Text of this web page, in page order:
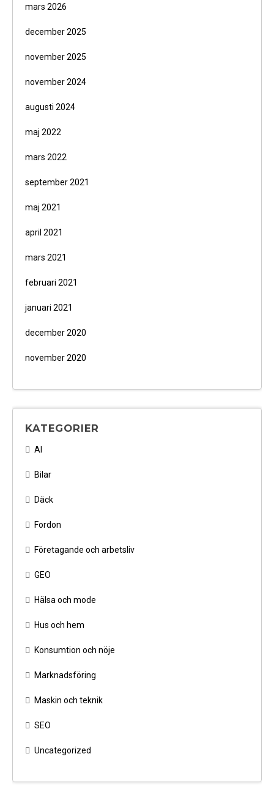
mars 2026
december 2025
november 2025
november 2024
augusti 2024
maj 2022
mars 2022
september 2021
maj 2021
april 2021
mars 2021
februari 2021
januari 2021
december 2020
november 2020
KATEGORIER
AI
Bilar
Däck
Fordon
Företagande och arbetsliv
GEO
Hälsa och mode
Hus och hem
Konsumtion och nöje
Marknadsföring
Maskin och teknik
SEO
Uncategorized